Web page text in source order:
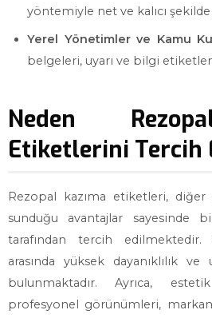
yöntemiyle net ve kalıcı
Yerel Yönetimler ve Kamu
belgeleri, uyarı ve bilgi
Neden
Etiketlerini Tercih
Rezopal kazıma etiketleri,
sunduğu avantajlar sayesinde
tarafından tercih
arasında yüksek dayanıklılık
bulunmaktadır. Ayrıca,
profesyonel görünümleri,